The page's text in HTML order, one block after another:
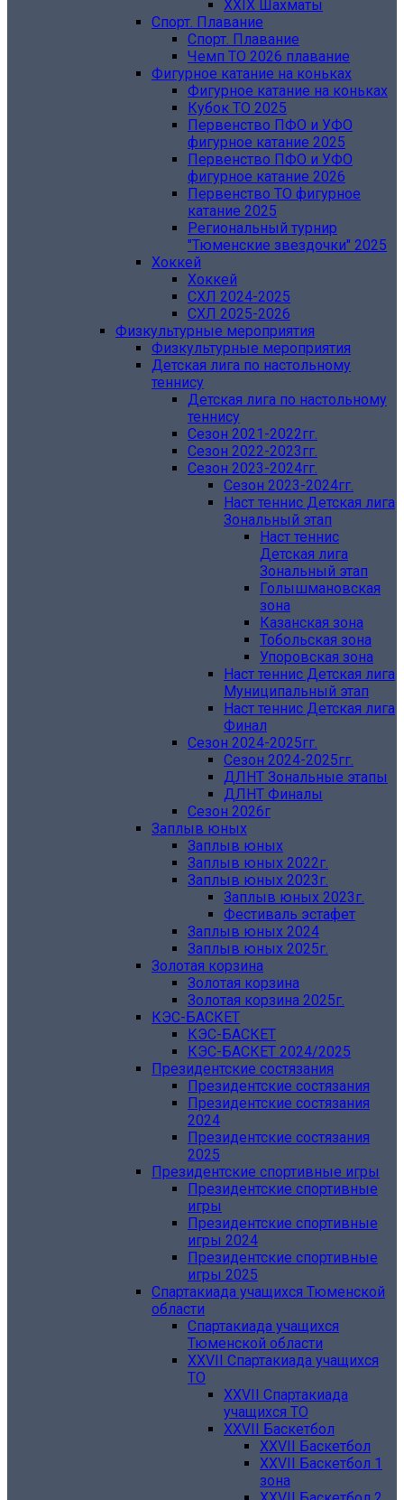
XXIX Шахматы
Спорт. Плавание
Спорт. Плавание
Чемп ТО 2026 плавание
Фигурное катание на коньках
Фигурное катание на коньках
Кубок ТО 2025
Первенство ПФО и УФО
фигурное катание 2025
Первенство ПФО и УФО
фигурное катание 2026
Первенство ТО фигурное
катание 2025
Региональный турнир
"Тюменские звездочки" 2025
Хоккей
Хоккей
СХЛ 2024-2025
СХЛ 2025-2026
Физкультурные мероприятия
Физкультурные мероприятия
Детская лига по настольному
теннису
Детская лига по настольному
теннису
Сезон 2021-2022гг.
Сезон 2022-2023гг.
Сезон 2023-2024гг.
Сезон 2023-2024гг.
Наст теннис Детская лига
Зональный этап
Наст теннис
Детская лига
Зональный этап
Голышмановская
зона
Казанская зона
Тобольская зона
Упоровская зона
Наст теннис Детская лига
Муниципальный этап
Наст теннис Детская лига
Финал
Сезон 2024-2025гг.
Сезон 2024-2025гг.
ДЛНТ Зональные этапы
ДЛНТ Финалы
Сезон 2026г
Заплыв юных
Заплыв юных
Заплыв юных 2022г.
Заплыв юных 2023г.
Заплыв юных 2023г.
Фестиваль эстафет
Заплыв юных 2024
Заплыв юных 2025г.
Золотая корзина
Золотая корзина
Золотая корзина 2025г.
КЭС-БАСКЕТ
КЭС-БАСКЕТ
КЭС-БАСКЕТ 2024/2025
Президентские состязания
Президентские состязания
Президентские состязания
2024
Президентские состязания
2025
Президентские спортивные игры
Президентские спортивные
игры
Президентские спортивные
игры 2024
Президентские спортивные
игры 2025
Спартакиада учащихся Тюменской
области
Спартакиада учащихся
Тюменской области
XXVII Спартакиада учащихся
ТО
XXVII Спартакиада
учащихся ТО
XXVII Баскетбол
XXVII Баскетбол
XXVII Баскетбол 1
зона